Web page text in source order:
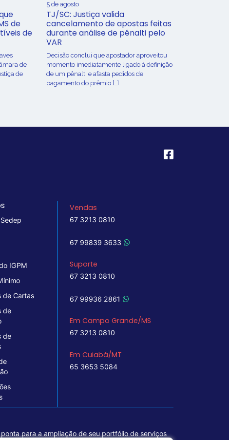
de
de
de
de
5 de agosto
TJ/SC: Justiça valida
cancelamento de apostas feitas
durante análise de pênalti pelo
VAR
Decisão conclui que apostador aproveitou
momento imediatamente ligado à definição
de um pênalti e afasta pedidos de
pagamento do prêmio […]
IGPM
de Cartas
de
de
Vendas
67 3213 0810
67 99839 3633
Suporte
67 3213 0810
67 99936 2861
Em Campo Grande/MS
67 3213 0810
Em Cuiabá/MT
65 3653 5084
para a ampliação de seu portfólio de serviços